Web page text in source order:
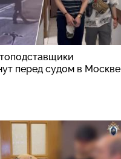
перед судом в Москве